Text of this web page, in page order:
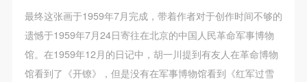
最终这张画于1959年7月完成，带着作者对于创作时间不够的
遗憾于1959年7月24日寄往在北京的中国人民革命军事博物
馆。在1959年12月的日记中，胡一川提到有友人在革命博物
馆看到了《开镣》，但是没有在军事博物馆看到《红军过雪